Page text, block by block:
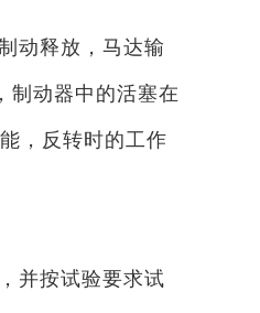
动释放，马达输
制动器中的活塞在
，反转时的工作
并按试验要求试